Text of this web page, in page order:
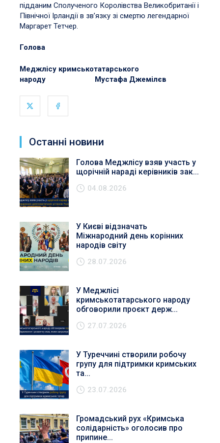
підданим Сполученого Королівства Великобританії і
Північної Ірландії в зв’язку зі смертю легендарної
Маргарет Тетчер.
Голова
Меджлісу кримськотатарського
народу Мустафа Джемілєв
Останні новини
Голова Меджлісу взяв участь у
щорічній нараді керівників зак...
04.08.2026
У Києві відзначать
Міжнародний день корінних
народів світу
28.07.2026
У Меджлісі
кримськотатарського народу
обговорили проєкт держ...
27.07.2026
У Туреччині створили робочу
групу для підтримки кримських
та...
23.07.2026
Громадський рух «Кримська
солідарність» оголосив про
припине...